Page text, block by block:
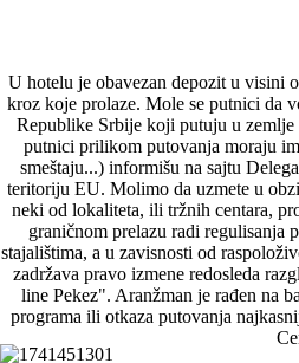
U hotelu je obavezan depozit u visini
kroz koje prolaze. Mole se putnici da
Republike Srbije koji putuju u
putnici prilikom putovanja moraju
smeštaju...) informišu na sajtu
teritoriju EU. Molimo da uzmete u
neki od lokaliteta, ili tržnih centara,
graničnom prelazu radi regulisanja
stajalištima, a u zavisnosti od
zadržava pravo izmene redosleda
line Pekez". Aranžman je rađen na
programa ili otkaza putovanja